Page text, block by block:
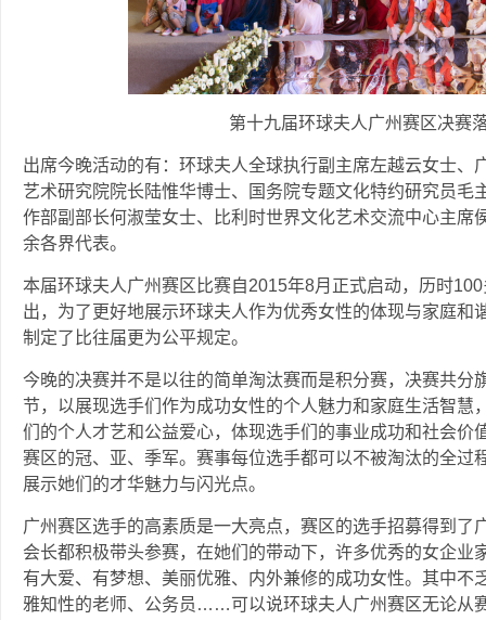
第十九届环球夫人广州赛区决赛
出席今晚活动的有：环球夫人全球执行副主席左越云女士、
艺术研究院院长陆惟华博士、国务院专题文化特约研究员毛
作部副部长何淑莹女士、比利时世界文化艺术交流中心主席
余各界代表。
本届环球夫人广州赛区比赛自2015年8月正式启动，历时
出，为了更好地展示环球夫人作为优秀女性的体现与家庭和
制定了比往届更为公平规定。
今晚的决赛并不是以往的简单淘汰赛而是积分赛，决赛共分
节，以展现选手们作为成功女性的个人魅力和家庭生活智慧
们的个人才艺和公益爱心，体现选手们的事业成功和社会价
赛区的冠、亚、季军。赛事每位选手都可以不被淘汰的全过
展示她们的才华魅力与闪光点。
广州赛区选手的高素质是一大亮点，赛区的选手招募得到了
会长都积极带头参赛，在她们的带动下，许多优秀的女企业
有大爱、有梦想、美丽优雅、内外兼修的成功女性。其中不
雅知性的老师、公务员……可以说环球夫人广州赛区无论从